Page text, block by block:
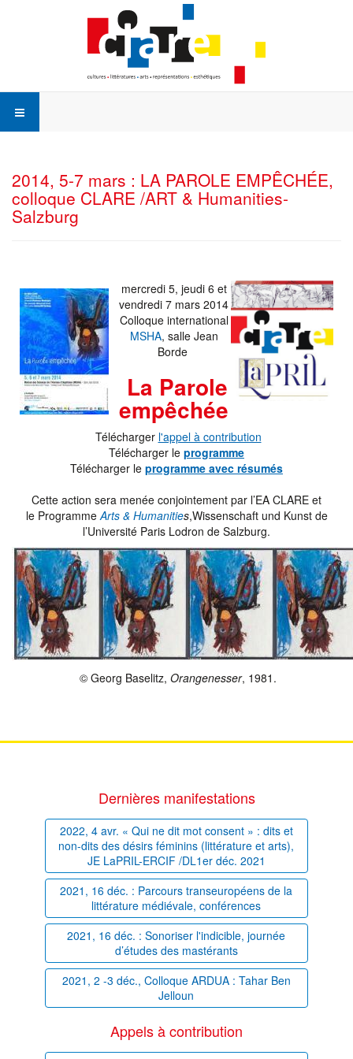
2014, 5-7 mars : LA PAROLE EMPÊCHÉE,
colloque CLARE /ART & Humanities-
Salzburg
mercredi 5, jeudi 6 et
vendredi 7 mars 2014
Colloque international
MSHA, salle Jean
Borde
La Parole
empêchée
Télécharger l'appel à contribution
Télécharger le programme
Télécharger le programme avec résumés
Cette action sera menée conjointement par l’EA CLARE et
le ProgrammeArts & Humanities,Wissenschaft und Kunst de
l’Université Paris Lodron de Salzburg.
© Georg Baselitz, Orangenesser, 1981.
Dernières manifestations
2022, 4 avr. « Qui ne dit mot consent » : dits et
non-dits des désirs féminins (littérature et arts),
JE LaPRIL-ERCIF /DL1er déc. 2021
2021, 16 déc. : Parcours transeuropéens de la
littérature médiévale, conférences
2021, 16 déc. : Sonoriser l'indicible, journée
d’études des mastérants
2021, 2 -3 déc., Colloque ARDUA : Tahar Ben
Jelloun
Appels à contribution